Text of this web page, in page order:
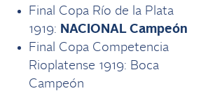
Final Copa Río de la Plata
1919: NACIONAL Campeón
Final Copa Competencia
Rioplatense 1919: Boca
Campeón